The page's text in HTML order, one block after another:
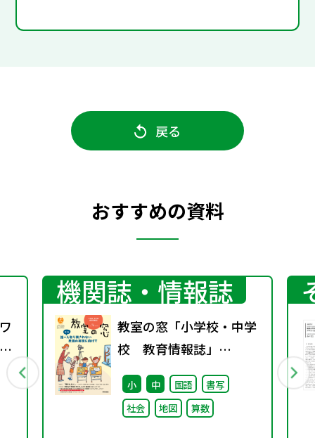
戻る
おすすめの資料
機関誌・情報誌
教室の窓「小学校・中学
校 教育情報誌」
vol.74 2025年1月発行
小 中 国語
書写
社会
地図 算数